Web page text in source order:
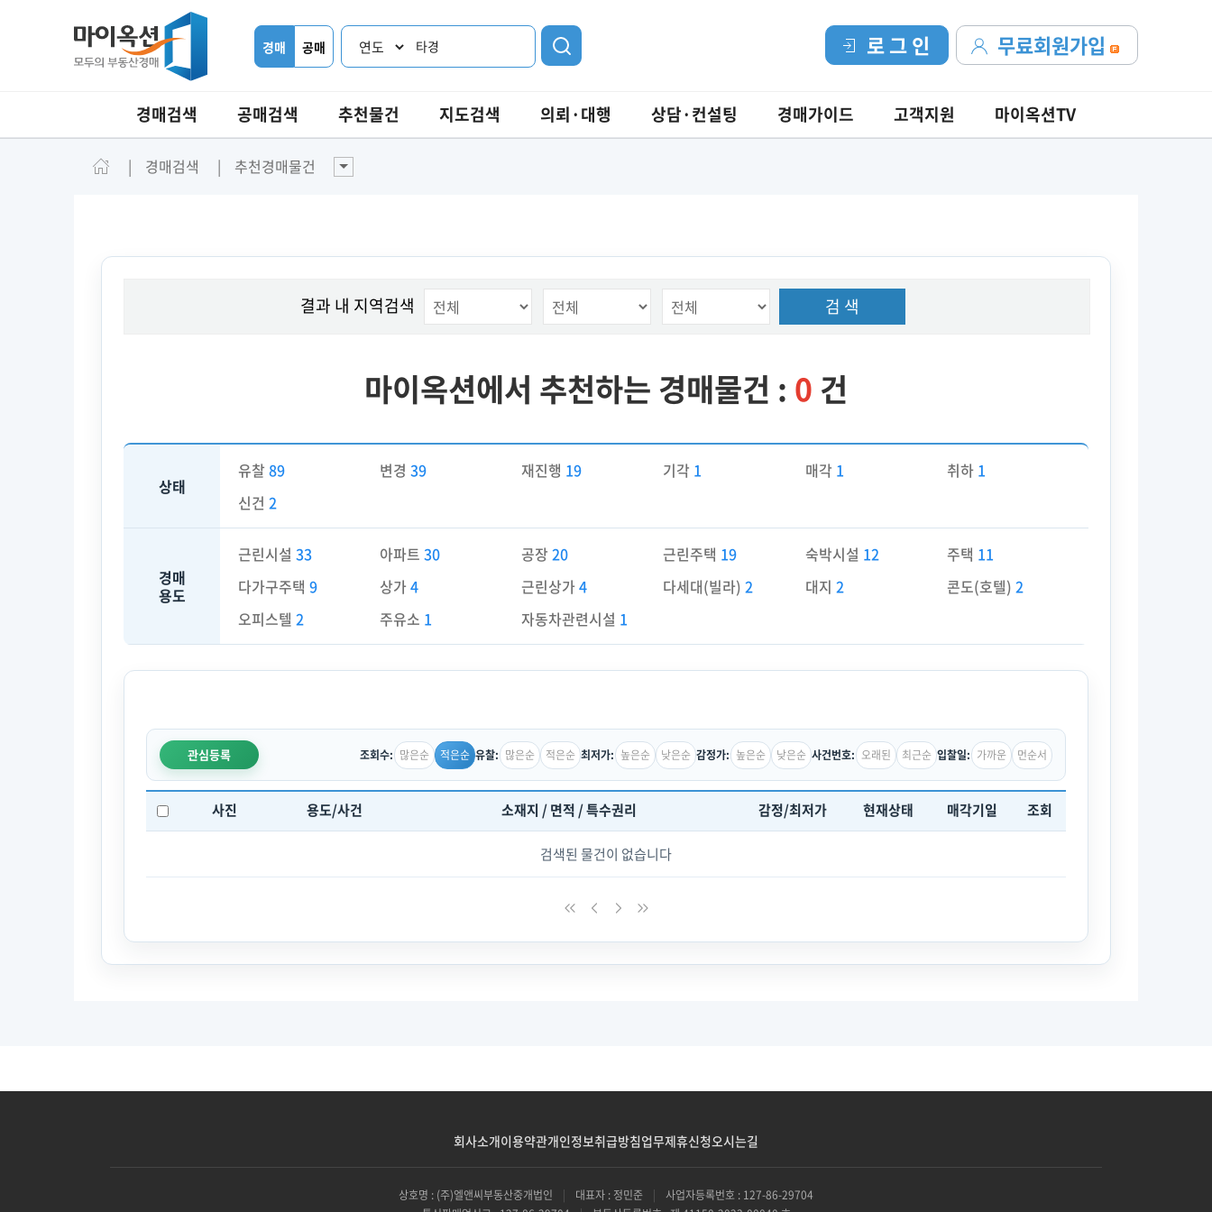
경매 공매 타경 무료회원가입
로 그 인
경매검색 공매검색 추천물건 지도검색 의뢰·대행 상담·컨설팅 경매가이드 고객지원 마이옥션TV
경매검색 추천경매물건
결과 내 지역검색 검 색
마이옥션에서 추천하는 경매물건 : 0 건
상태
유찰 89 변경39 재진행 19 기각 1 매각 1 취하 1
신건 2
경매
용도
근린시설 33 아파트30 공장20 근린주택 19 숙박시설 12 주택 11
다가구주택 9 상가4 근린상가4 다세대(빌라)2 대지 2 콘도(호텔) 2
오피스텔 2 주유소 1 자동차관련시설 1
관심등록 조회수: 많은순 적은순 유찰: 많은순 적은순 최저가: 높은순 낮은순 감정가: 높은순 낮은순 사건번호: 오래된 최근순 입찰일: 가까운 먼순서
사진 용도/사건 소재지 / 면적 / 특수권리 감정/최저가 현재상태 매각기일 조회
검색된 물건이 없습니다
회사소개이용약관개인정보취급방침업무제휴신청오시는길
상호명 : (주)엘앤씨부동산중개법인 | 대표자 : 정민준 |
사업자등록번호 : 127-86-29704